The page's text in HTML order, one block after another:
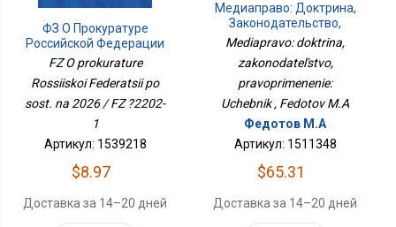
ФЗ О Прокуратуре
Российской Федерации
По Сост. На 2026 / ФЗ
№2202-1
FZ O prokurature
Rossiiskoi Federatsii po
sost. na 2026 / FZ ?2202-
1
Артикул: 1539218
$8.97
Доставка за 14–20 дней
Медиаправо: Доктрина,
Законодательство,
Правоприменение:
Учебник
Mediapravo: doktrina,
zakonodatel'stvo,
pravoprimenenie:
Uchebnik , Fedotov M.A
Федотов М.А
Артикул: 1511348
$65.31
Доставка за 14–20 дней